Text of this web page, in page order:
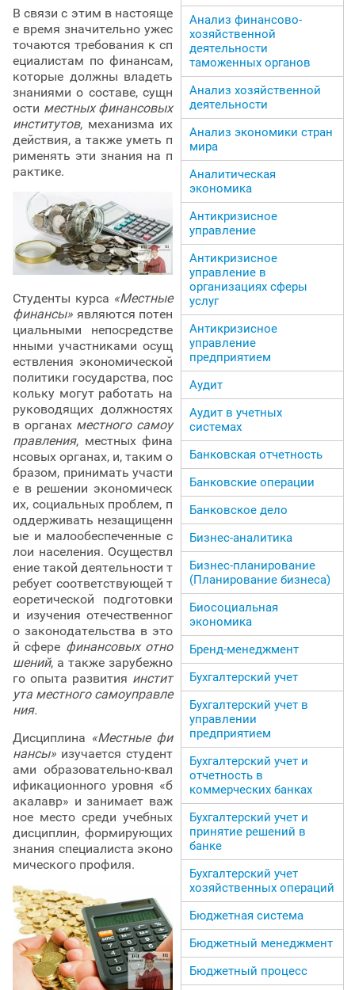
В связи с этим в настояще
е время значительно ужес
точаются требования к сп
ециалистам по финансам,
которые должны владеть
знаниями о составе, сущн
ости местных финансовых
институтов, механизма их
действия, а также уметь п
рименять эти знания на п
рактике.
Студенты курса «Местные
финансы» являются потен
циальными непосредстве
нными участниками осущ
ествления экономической
политики государства, пос
кольку могут работать на
руководящих должностях
в органах местного самоу
правления, местных фина
нсовых органах, и, таким о
бразом, принимать участи
е в решении экономическ
их, социальных проблем, п
оддерживать незащищенн
ые и малообеспеченные с
лои населения. Осуществл
ение такой деятельности т
ребует соответствующей т
еоретической подготовки
и изучения отечественног
о законодательства в это
й сфере финансовых отно
шений, а также зарубежно
го опыта развития инстит
ута местного самоуправле
ния.
Дисциплина «Местные фи
нансы» изучается студент
ами образовательно-квал
ификационного уровня «б
акалавр» и занимает важ
ное место среди учебных
дисциплин, формирующих
знания специалиста эконо
мического профиля.
Анализ финансово-
хозяйственной
деятельности
таможенных органов
Анализ хозяйственной
деятельности
Анализ экономики стран
мира
Аналитическая
экономика
Антикризисное
управление
Антикризисное
управление в
организациях сферы
услуг
Антикризисное
управление
предприятием
Аудит
Аудит в учетных
системах
Банковская отчетность
Банковские операции
Банковское дело
Бизнес-аналитика
Бизнес-планирование
(Планирование бизнеса)
Биосоциальная
экономика
Бренд-менеджмент
Бухгалтерский учет
Бухгалтерский учет в
управлении
предприятием
Бухгалтерский учет и
отчетность в
коммерческих банках
Бухгалтерский учет и
принятие решений в
банке
Бухгалтерский учет
хозяйственных операций
Бюджетная система
Бюджетный менеджмент
Бюджетный процесс